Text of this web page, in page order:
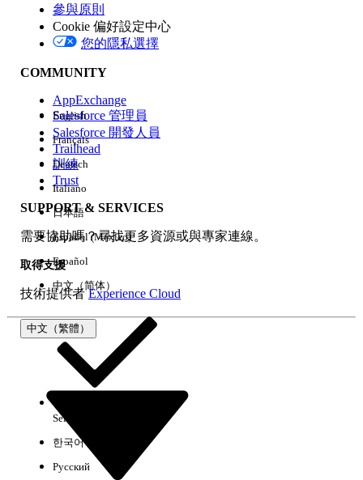
版本
經驗
參與原則
Cookie 偏好設定中心
您的隱私選擇
COMMUNITY
AppExchange
Salesforce 管理員
Salesforce 開發人員
Trailhead
訓練
Trust
SUPPORT & SERVICES
需要協助嗎？尋找更多資源或與專家連線。
取得支援
技術提供者Experience Cloud
中文（繁體）
English
Français
Deutsch
Italiano
日本語
Español (México)
Español
中文（简体）
Select Org
한국어
Русский